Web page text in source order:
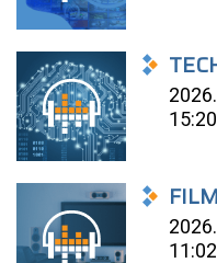
15:20
11:02